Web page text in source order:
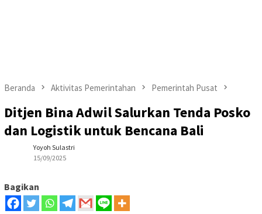
Beranda Aktivitas Pemerintahan Pemerintah Pusat
Ditjen Bina Adwil Salurkan Tenda Posko
dan Logistik untuk Bencana Bali
Yoyoh Sulastri
15/09/2025
Bagikan